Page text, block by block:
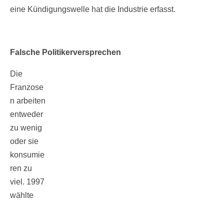
eine Kündigungswelle hat die Industrie erfasst.
Falsche Politikerversprechen
Die
Franzose
n arbeiten
entweder
zu wenig
oder sie
konsumie
ren zu
viel. 1997
wählte